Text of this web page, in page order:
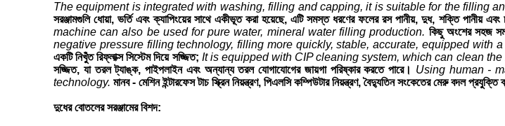
The equipment is integrated with washing, filling and capping, it is suitable for the filling
সরঞ্জামগুলি ধোয়া, ভর্তি এবং ক্যাপিংয়ের সাথে একীভূত করা হয়েছে, এটি সমস্ত ধরণের ফলের রস পানীয়, দুধ, শক্তি পানীয়
machine can also be used for pure water, mineral water filling production. কিছু অংশের সহজ
negative pressure filling technology, filling more quickly, stable, accurate, equipped with
একটি নিখুঁত রিফ্লাক্স সিস্টেম দিয়ে সজ্জিত; It is equipped with CIP cleaning system, which can clean
সজ্জিত, যা তরল ট্যাঙ্ক, পাইপলাইন এবং অন্যান্য তরল যোগাযোগের জায়গা পরিষ্কার করতে পারে। Using human -
technology. মানব - মেশিন ইন্টারফেস টাচ স্ক্রিন নিয়ন্ত্রণ, পিএলসি কম্পিউটার নিয়ন্ত্রণ, বৈদ্যুতিন সংকেতের মেরু বদল
দুধের বোতলের সরঞ্জামের বিশদ: